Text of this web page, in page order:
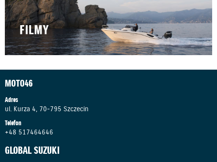
MOTO46
Adres
ul. Kurza 4, 70-795 Szczecin
Telefon
+48 517464646
GLOBAL SUZUKI